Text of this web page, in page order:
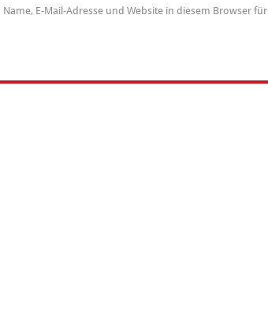
Name, E-Mail-Adresse und Website in diesem Browser für